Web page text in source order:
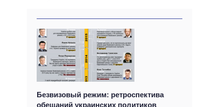
Безвизовый режим: ретроспектива
обещаний украинских политиков